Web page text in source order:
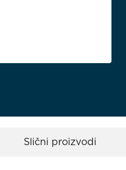
Slični proizvodi